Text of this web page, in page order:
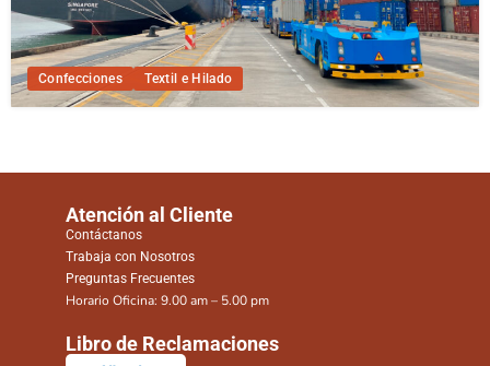
Confecciones Textil e Hilado
Atención al Cliente
Contáctanos
Trabaja con Nosotros
Preguntas Frecuentes
Horario Oficina: 9.00 am – 5.00 pm
Libro de Reclamaciones